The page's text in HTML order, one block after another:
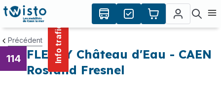
principal
Info trafic
Précédent
114
FLEURY Château d'Eau - CAEN
Rostand Fresnel
Panneau de gestion des cookies